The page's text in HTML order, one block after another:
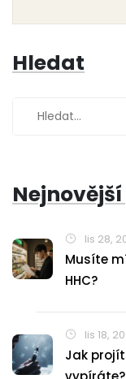
Hledat
lis 28,
Musíte
HHC?
lis 18,
Jak